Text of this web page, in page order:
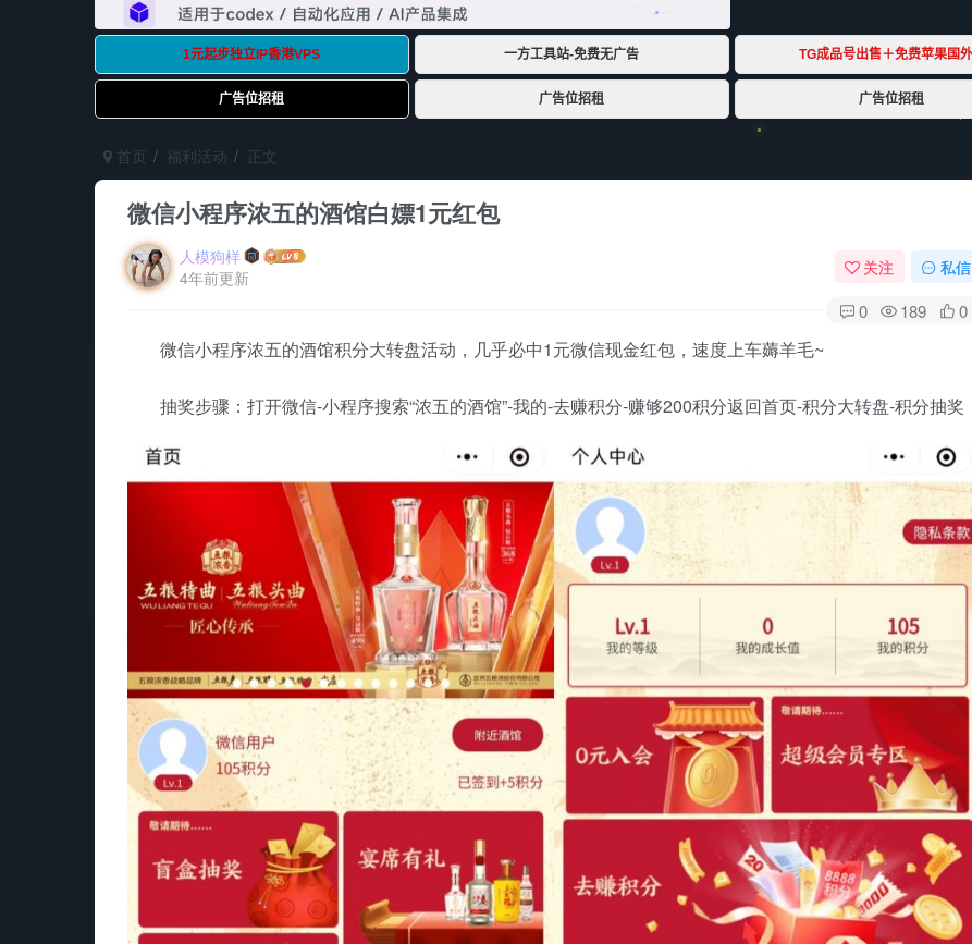
首页 福利活动 正文
微信小程序浓五的酒馆白嫖1元红包
人模狗样
4年前更新
关注 私信
0 189 0
微信小程序浓五的酒馆积分大转盘活动，几乎必中1元微信现金红包，速度上车薅羊毛~
抽奖步骤：打开微信-小程序搜索“浓五的酒馆”-我的-去赚积分-赚够200积分返回首页-积分大转盘-积分抽奖